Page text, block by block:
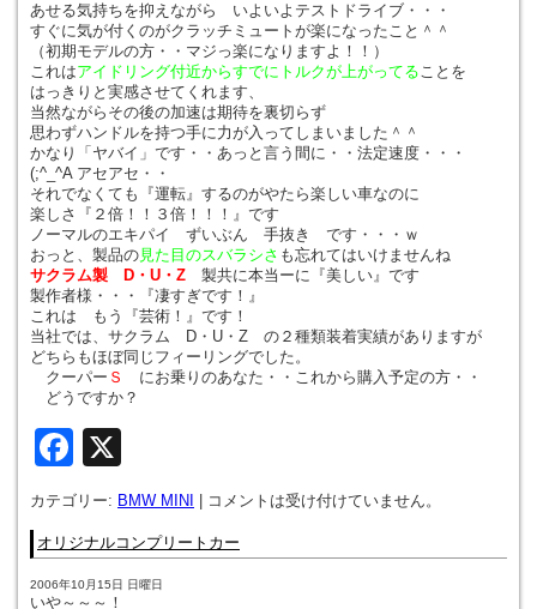
あせる気持ちを抑えながら いよいよテストドライブ・・・
すぐに気が付くのがクラッチミュートが楽になったこと＾＾
（初期モデルの方・・マジっ楽になりますよ！！）
これはアイドリング付近からすでにトルクが上がってることを
はっきりと実感させてくれます、
当然ながらその後の加速は期待を裏切らず
思わずハンドルを持つ手に力が入ってしまいました＾＾
かなり「ヤバイ」です・・あっと言う間に・・法定速度・・・
(;^_^A アセアセ・・
それでなくても『運転』するのがやたら楽しい車なのに
楽しさ『２倍！！３倍！！！』です
ノーマルのエキパイ ずいぶん 手抜き です・・・ｗ
おっと、製品の見た目のスバラシさ も忘れてはいけませんね
サクラム製
D・U・Z 製共に本当ーに『美しい』です
製作者様・・・『凄すぎです！』
これは もう『芸術！』です！
当社では、サクラム D・U・Z の２種類装着実績がありますが
どちらもほぼ同じフィーリングでした。
クーパー Ｓ
にお乗りのあなた・・これから購入予定の方・・
どうですか？
Facebook
カテゴリー: BMW MINI コメントは受け付けていません。
オリジナルコンプリートカー
2006年10月15日 日曜日
いや～～～！